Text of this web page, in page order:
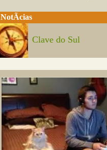
NotÃ­cias
Clave do Sul